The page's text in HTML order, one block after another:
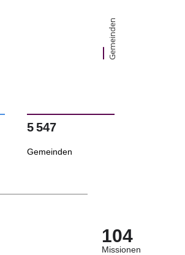
Gemeinden
5 547
Gemeinden
104
Missionen